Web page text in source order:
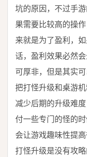
坑的原因，不过手
果需要比较高的操
来就是为了盈利，
话，盈利效果必然
可厚非，但是其实
把打怪升级和桌游
减少后期的升级难
付一些专门的怪的
会让游戏趣味性提
打怪升级是没有攻